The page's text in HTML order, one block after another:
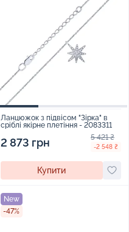
Ланцюжок з підвісом "Зірка" в
сріблі якірне плетіння - 2083311
2 873 грн 5 421 ₴
-2 548 ₴
Купити
New
-47%